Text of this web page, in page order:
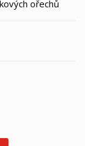
ořechů